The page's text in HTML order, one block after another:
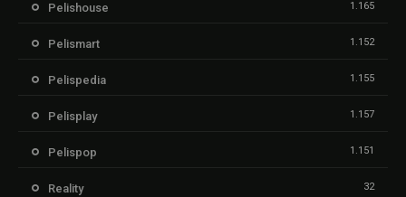
Pelishouse 1.165
Pelismart 1.152
Pelispedia 1.155
Pelisplay 1.157
Pelispop 1.151
Reality 32